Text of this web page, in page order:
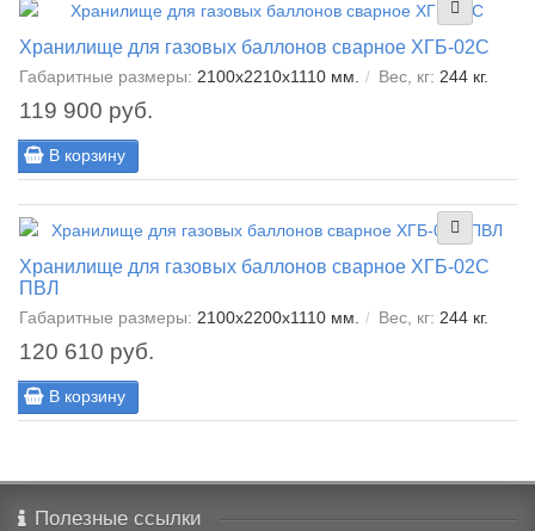
Хранилище для газовых баллонов сварное ХГБ-02С
Габаритные размеры: 2100х2210х1110 мм. Вес, кг: 244 кг.
119 900 руб.
В корзину
Хранилище для газовых баллонов сварное ХГБ-02С
ПВЛ
Габаритные размеры: 2100x2200x1110 мм. Вес, кг: 244 кг.
120 610 руб.
В корзину
Полезные ссылки